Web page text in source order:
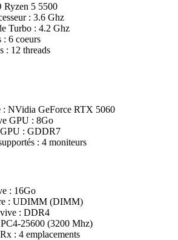
Ryzen 5 5500
: 3.6 Ghz
Turbo : 4.2 Ghz
: 6 coeurs
: 12 threads
: NVidia GeForce RTX 5060
GPU : 8Go
: GDDR7
: 4 moniteurs
: 16Go
: UDIMM (DIMM)
: DDR4
25600 (3200 Mhz)
: 4 emplacements